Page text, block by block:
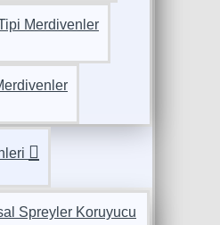
Merdivenler
Spreyler Koruyucu